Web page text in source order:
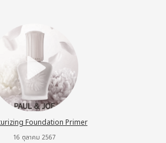
Foundation Primer
16 ตุลาคม 2567